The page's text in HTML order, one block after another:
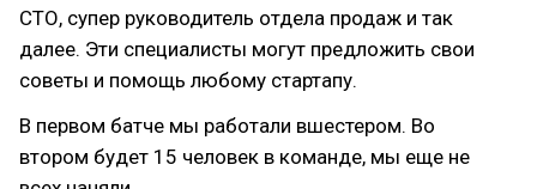
СТО, супер руководитель отдела продаж и так
далее. Эти специалисты могут предложить свои
советы и помощь любому стартапу.
В первом батче мы работали вшестером. Во
втором будет 15 человек в команде, мы еще не